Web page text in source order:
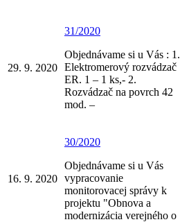
29. 9. 2020
31/2020
Objednávame si u Vás : 1.
Elektromerový rozvádzač
ER. 1 – 1 ks,- 2.
Rozvádzač na povrch 42
mod. –
16. 9. 2020
30/2020
Objednávame si u Vás
vypracovanie
monitorovacej správy k
projektu "Obnova a
modernizácia verejného o